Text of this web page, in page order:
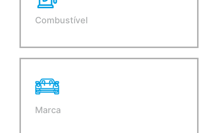
Combustível
Marca